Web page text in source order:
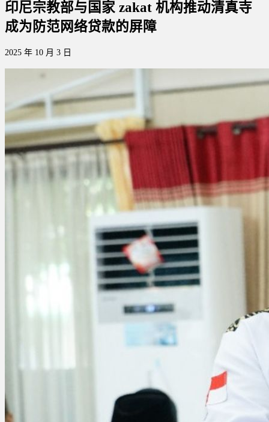
印尼宗教部与国家 zakat 机构推动清真寺
成为防范网络贷款的屏障
2025 年 10 月 3 日